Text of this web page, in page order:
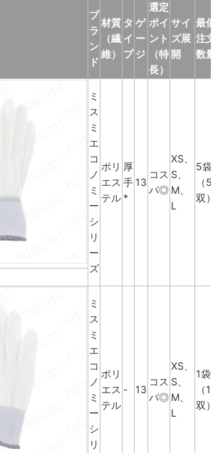
ブ
ラ
ン
ド
材質
（繊
維）
タ
イ
プ
ゲ
ー
ジ
選定
ポイ
ント
（特
長）
サイ
ズ展
開
最低
注文
数量
ミ
ス
ミ
エ
コ
ノ
ミ
ー
シ
リ
ー
ズ
ポリ
エス
テル
厚
手
*
13
コス
パ◎
XS、
S、
M、
L
5袋
（50
双）
ミ
ス
ミ
エ
コ
ノ
ミ
ー
シ
リ
ポリ
エス
テル
- 13
コス
パ◎
XS、
S、
M、
L
1袋
（10
双）